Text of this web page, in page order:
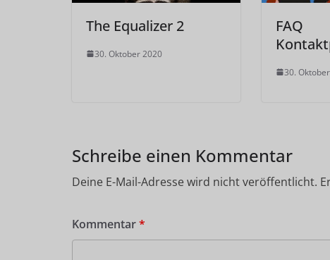
The Equalizer 2
30. Oktober 2020
FAQ
30.
Schreibe einen Kommentar
Deine E-Mail-Adresse wird nicht veröffentlicht.
Kommentar*